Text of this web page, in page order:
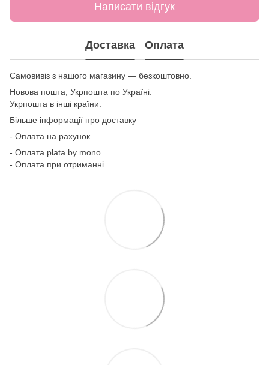
Написати відгук
Доставка Оплата
Самовивіз з нашого магазину — безкоштовно.
Новова пошта, Укрпошта по Україні.
Укрпошта в інші країни.
Більше інформації про доставку
- Оплата на рахунок
- Оплата plata by mono
- Оплата при отриманні